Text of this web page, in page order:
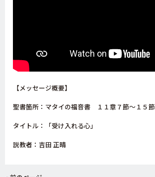
【メッセージ概要】
聖書箇所：マタイの福音書 １１章７節～１５節
タイトル：「受け入れる心」
説教者：吉田 正晴